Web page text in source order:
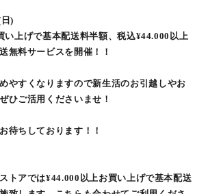
)
い上げで基本配送料半額、税込¥44.000以上
無料サービスを開催！！
やすくなりますので新生活のお引越しやお
ひご活用くださいませ！
待ちしております！！
トアでは¥44.000以上お買い上げで基本配送